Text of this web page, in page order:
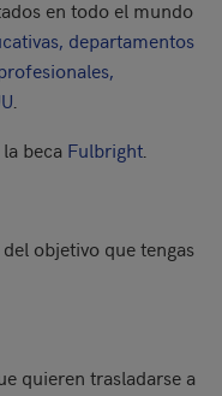
en todo el mundo
departamentos
.
beca Fulbright.
objetivo que tengas
quieren trasladarse a